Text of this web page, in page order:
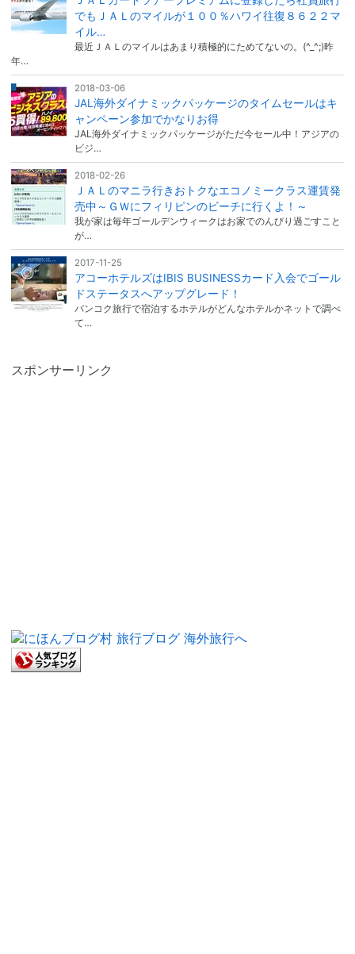
でもＪＡＬのマイルが１００％ハワイ往復８６２２マ
イル…
最近ＪＡＬのマイルはあまり積極的にためてないの。(^_^;)昨
年…
2018-03-06
JAL海外ダイナミックパッケージのタイムセールはキ
ャンペーン参加でかなりお得
JAL海外ダイナミックパッケージがただ今セール中！アジアの
ビジ…
2018-02-26
ＪＡＬのマニラ行きおトクなエコノミークラス運賃発
売中～ＧＷにフィリピンのビーチに行くよ！～
我が家は毎年ゴールデンウィークはお家でのんびり過ごすこと
が…
2017-11-25
アコーホテルズはIBIS BUSINESSカード入会でゴール
ドステータスへアップグレード！
バンコク旅行で宿泊するホテルがどんなホテルかネットで調べ
て…
スポンサーリンク